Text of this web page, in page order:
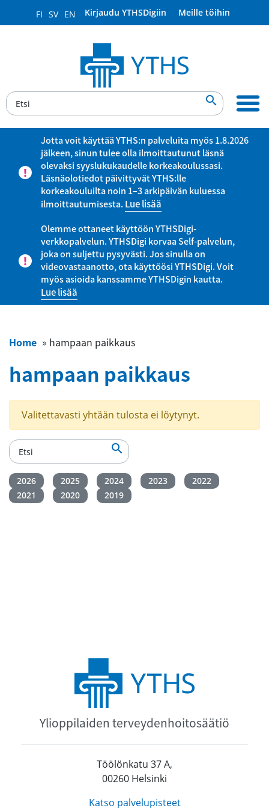
FI SV EN Kirjaudu YTHSDigiin Meille töihin

Jotta voit käyttää YTHS:n palveluita myös 1.8.2026
jälkeen, sinun tulee olla ilmoittautunut läsnä
olevaksi syyslukukaudelle korkeakoulussasi.
Läsnäolotiedot päivittyvät YTHS:lle
korkeakouluilta noin 1–3 arkipäivän kuluessa
ilmoittautumisesta.Lue lisää
Olemme ottaneet käyttöön YTHSDigi-
verkkopalvelun. YTHSDigi korvaa Self-palvelun,
joka on suljettu pysyvästi. Jos sinulla on
videovastaanotto, ota käyttöösi YTHSDigi. Voit
myös asioida kanssamme YTHSDigin kautta.
Lue lisää
Home » hampaan paikkaus
hampaan paikkaus
Valitettavasti yhtään tulosta ei löytynyt.

2026 2025 2024 2023
2022
2021
2020 2019
Ylioppilaiden terveydenhoitosäätiö
Töölönkatu 37 A,
00260 Helsinki
Katso palvelupisteet